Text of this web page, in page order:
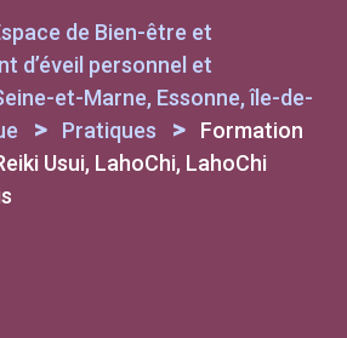
de Bien-être et
d’éveil personnel et
et-Marne, Essonne, île-de-
> Pratiques >
Formation
Usui, LahoChi, LahoChi